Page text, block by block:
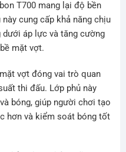
T700 mang lại độ bền
cung cấp khả năng chịu
dưới áp lực và tăng cường
mặt vợt.
vợt đóng vai trò quan
thi đấu. Lớp phủ này
bóng, giúp người chơi tạo
hơn và kiểm soát bóng tốt